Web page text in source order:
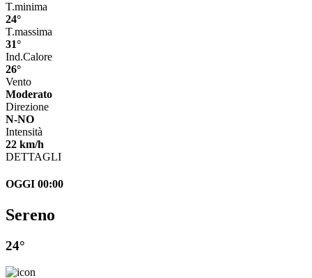
T.minima
24°
T.massima
31°
Ind.Calore
26°
Vento
Moderato
Direzione
N-NO
Intensità
22 km/h
DETTAGLI
OGGI 00:00
Sereno
24°